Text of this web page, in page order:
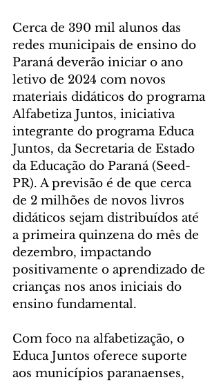
Cerca de 390 mil alunos das
redes municipais de ensino do
Paraná deverão iniciar o ano
letivo de 2024 com novos
materiais didáticos do programa
Alfabetiza Juntos, iniciativa
integrante do programa Educa
Juntos, da Secretaria de Estado
da Educação do Paraná (Seed-
PR). A previsão é de que cerca
de 2 milhões de novos livros
didáticos sejam distribuídos até
a primeira quinzena do mês de
dezembro, impactando
positivamente o aprendizado de
crianças nos anos iniciais do
ensino fundamental.
Com foco na alfabetização, o
Educa Juntos oferece suporte
aos municípios paranaenses,